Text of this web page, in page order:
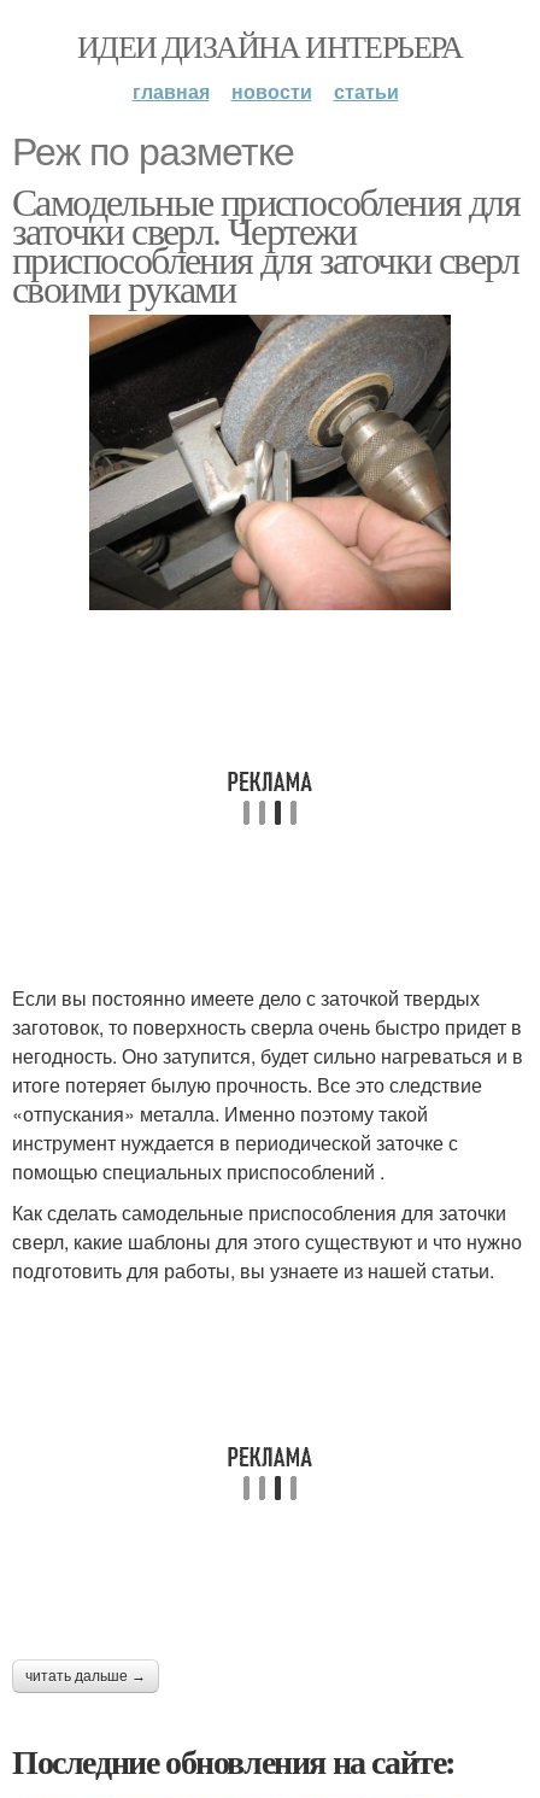
ИДЕИ ДИЗАЙНА ИНТЕРЬЕРА
главная новости статьи
Реж по разметке
Самодельные приспособления для
заточки сверл. Чертежи
приспособления для заточки сверл
своими руками
Если вы постоянно имеете дело с заточкой твердых
заготовок, то поверхность сверла очень быстро придет в
негодность. Оно затупится, будет сильно нагреваться и в
итоге потеряет былую прочность. Все это следствие
«отпускания» металла. Именно поэтому такой
инструмент нуждается в периодической заточке с
помощью специальных приспособлений .
Как сделать самодельные приспособления для заточки
сверл, какие шаблоны для этого существуют и что нужно
подготовить для работы, вы узнаете из нашей статьи.
читать дальше →
Последние обновления на сайте: